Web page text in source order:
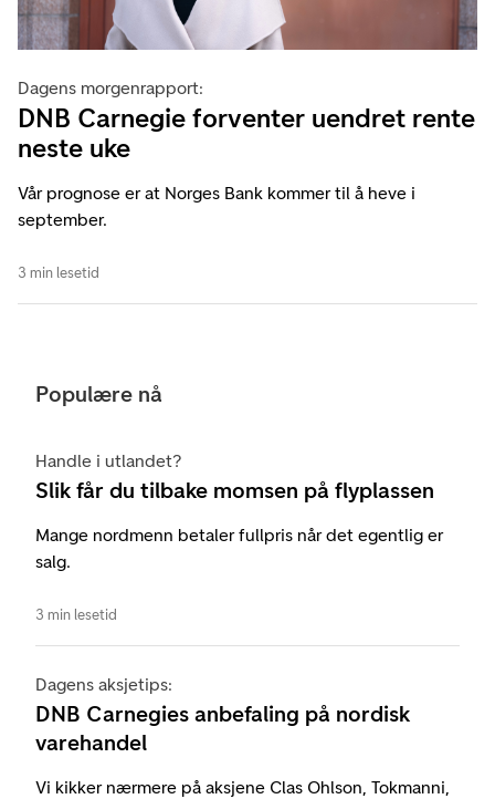
Dagens morgenrapport:
DNB Carnegie forventer uendret rente
neste uke
Vår prognose er at Norges Bank kommer til å heve i
september.
3 min lesetid
Populære nå
Handle i utlandet?
Slik får du tilbake momsen på flyplassen
Mange nordmenn betaler fullpris når det egentlig er
salg.
3 min lesetid
Dagens aksjetips:
DNB Carnegies anbefaling på nordisk
varehandel
Vi kikker nærmere på aksjene Clas Ohlson, Tokmanni,